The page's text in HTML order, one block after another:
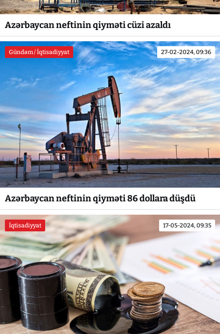
Azərbaycan neftinin qiyməti cüzi azaldı
Gündəm / İqtisadiyyat 27-02-2024, 09:36
Azərbaycan neftinin qiyməti 86 dollara düşdü
İqtisadiyyat 17-05-2024, 09:35